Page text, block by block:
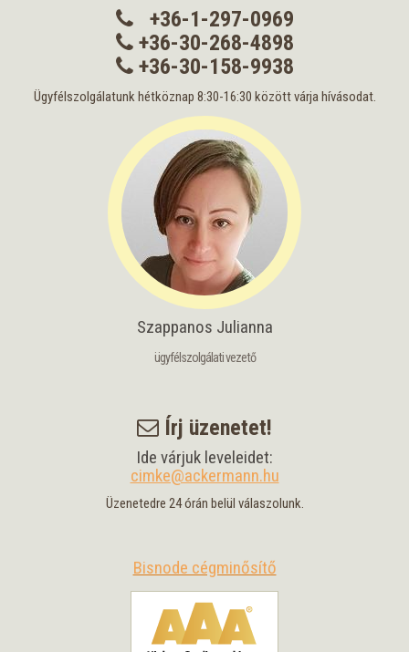
+36-1-297-0969
+36-30-268-4898
+36-30-158-9938
Ügyfélszolgálatunk hétköznap 8:30-16:30 között várja hívásodat.
Szappanos Julianna
ügyfélszolgálati vezető
Írj üzenetet!
Ide várjuk leveleidet:
cimke@ackermann.hu
Üzenetedre 24 órán belül válaszolunk.
Bisnode cégminősítő